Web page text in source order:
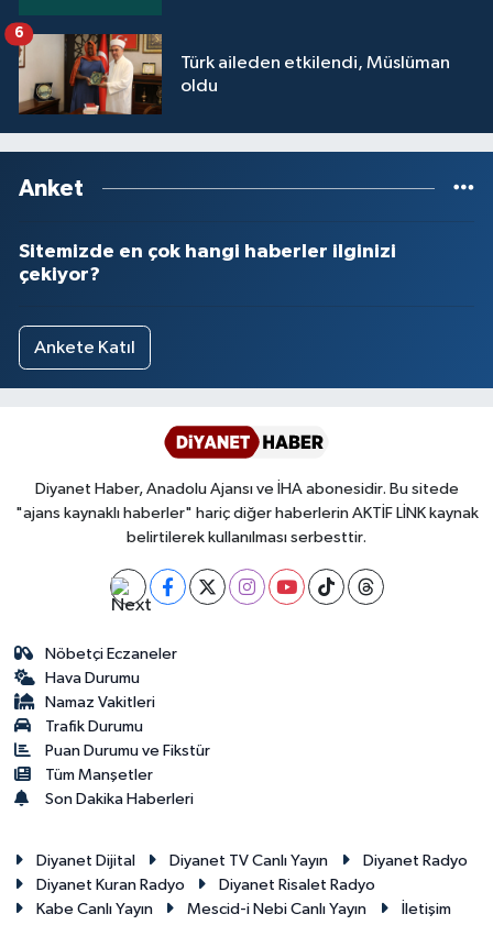
Türk aileden etkilendi, Müslüman
oldu
6
Anket
Sitemizde en çok hangi haberler ilginizi
çekiyor?
Ankete Katıl
Diyanet Haber, Anadolu Ajansı ve İHA abonesidir. Bu sitede
"ajans kaynaklı haberler" hariç diğer haberlerin AKTİF LİNK kaynak
belirtilerek kullanılması serbesttir.
Nöbetçi Eczaneler
Hava Durumu
Namaz Vakitleri
Trafik Durumu
Puan Durumu ve Fikstür
Tüm Manşetler
Son Dakika Haberleri
Diyanet Dijital Diyanet TV Canlı Yayın
Diyanet Radyo
Diyanet Kuran Radyo
Diyanet Risalet Radyo
Kabe Canlı Yayın
Mescid-i Nebi Canlı Yayın İletişim
Yozgat Müftülüğü
Zonguldak Müftülüğü